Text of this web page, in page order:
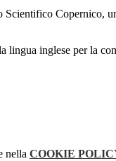
Copernico,
lingua inglese per la
nella COOKIE